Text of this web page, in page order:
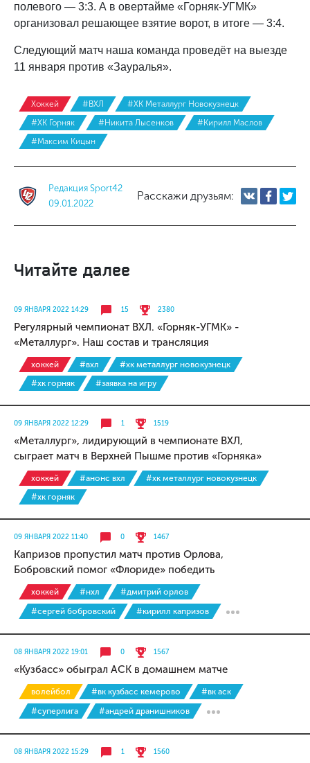
полевого — 3:3. А в овертайме «Горняк-УГМК»
организовал решающее взятие ворот, в итоге — 3:4.
Следующий матч наша команда проведёт на выезде
11 января против «Зауралья».
Хоккей #ВХЛ
#ХК Металлург Новокузнецк
#ХК Горняк
#Никита Лысенков
#Кирилл Маслов
#Максим Кицын
Редакция Sport42
09.01.2022
Расскажи друзьям:
Читайте далее
09 ЯНВАРЯ 2022 14:29 15 2380
Регулярный чемпионат ВХЛ. «Горняк-УГМК» -
«Металлург». Наш состав и трансляция
хоккей #вхл
#хк металлург новокузнецк
#хк горняк
#заявка на игру
09 ЯНВАРЯ 2022 12:29 1 1519
«Металлург», лидирующий в чемпионате ВХЛ,
сыграет матч в Верхней Пышме против «Горняка»
хоккей #анонс вхл
#хк металлург новокузнецк
#хк горняк
09 ЯНВАРЯ 2022 11:40 0 1467
Капризов пропустил матч против Орлова,
Бобровский помог «Флориде» победить
хоккей #нхл
#дмитрий орлов
#сергей бобровский
#кирилл капризов
08 ЯНВАРЯ 2022 19:01 0 1567
«Кузбасс» обыграл АСК в домашнем матче
волейбол #вк кузбасс кемерово
#вк аск
#суперлига
#андрей дранишников
08 ЯНВАРЯ 2022 15:29 1 1560